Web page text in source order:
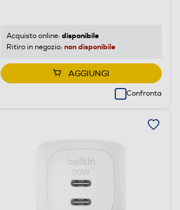
Acquisto online: disponibile
Ritiro in negozio: non disponibile
AGGIUNGI
Confronta